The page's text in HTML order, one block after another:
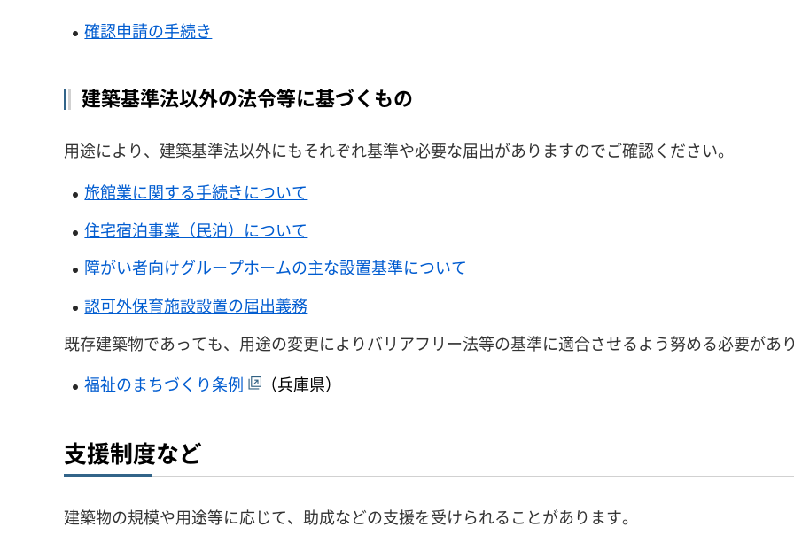
確認申請の手続き
建築基準法以外の法令等に基づくもの
用途により、建築基準法以外にもそれぞれ基準や必要な届出がありますのでご確認ください。
旅館業に関する手続きについて
住宅宿泊事業（民泊）について
障がい者向けグループホームの主な設置基準について
認可外保育施設設置の届出義務
既存建築物であっても、用途の変更によりバリアフリー法等の基準に適合させるよう努める必要があ
福祉のまちづくり条例
（兵庫県）
支援制度など
建築物の規模や用途等に応じて、助成などの支援を受けられることがあります。